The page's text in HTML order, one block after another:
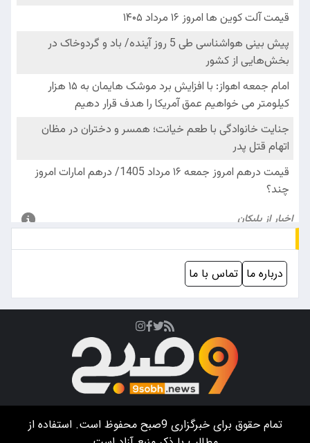
درباره ما تماس با ما
تمام حقوق برای خبرگزاری9صبح
محفوظ است. استفاده از